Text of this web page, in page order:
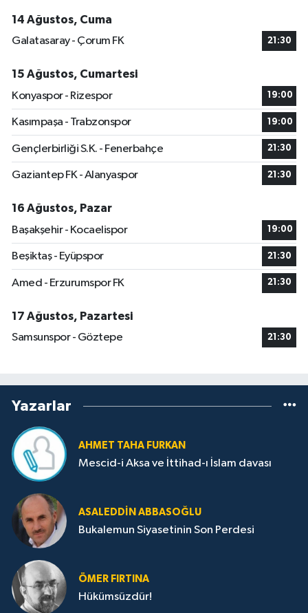
14 Ağustos, Cuma
Galatasaray - Çorum FK
21:30
15 Ağustos, Cumartesi
Konyaspor - Rizespor
19:00
Kasımpaşa - Trabzonspor 19:00
Gençlerbirliği S.K. - Fenerbahçe 21:30
Gaziantep FK - Alanyaspor 21:30
16 Ağustos, Pazar
Başakşehir - Kocaelispor
19:00
Beşiktaş - Eyüpspor 21:30
Amed - Erzurumspor FK 21:30
17 Ağustos, Pazartesi
Samsunspor - Göztepe
21:30
Yazarlar
AHMET TAHA FURKAN
Mescid-i Aksa ve İttihad-ı İslam davası
ASALEDDIN ABBASOĞLU
Bukalemun Siyasetinin Son Perdesi
ÖMER FIRTINA
Hükümsüzdür!